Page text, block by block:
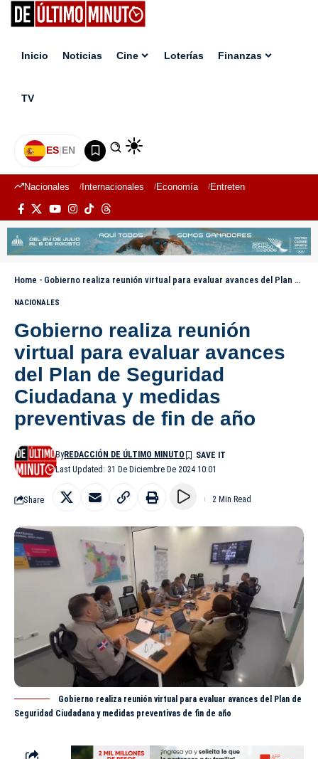
Inicio Noticias Cine Loterías Finanzas
TV
ES|EN
Nacionales Internacionales Economía Entretenimiento
Home - Gobierno realiza reunión virtual para evaluar avances del Plan de Seguridad Ciudadana y medidas preventivas de fin de año
NACIONALES
Gobierno realiza reunión
virtual para evaluar avances
del Plan de Seguridad
Ciudadana y medidas
preventivas de fin de año
Last Updated: 31 De Diciembre De 2024 10:01
ByREDACCIÓN DE ÚLTIMO MINUTO
Share 2 Min Read
Gobierno realiza reunión virtual para evaluar avances del Plan de
Seguridad Ciudadana y medidas preventivas de fin de año